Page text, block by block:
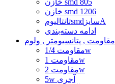
خازن smd 805
خازن smd 1206
تانتالیومsmdسایزA
ادامه دسته‌بندی
مقاومت , پتانسیومتر , ولوم
مقاومت 1/4w
مقاومت 1w
مقاومت 2w
5w آجری